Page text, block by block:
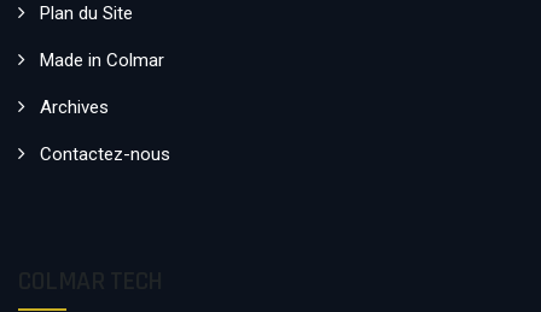
Plan du Site
Made in Colmar
Archives
Contactez-nous